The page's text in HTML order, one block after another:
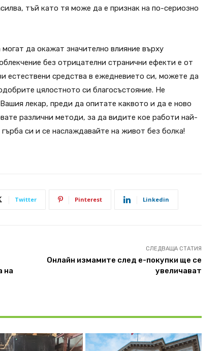
тъй като тя може да е признак на по-сериозно
да окажат значително влияние върху
без отрицателни странични ефекти е от
естествени средства в ежедневието си, можете да
цялостното си благосъстояние. Не
лекар, преди да опитате каквото и да е ново
различни методи, за да видите кое работи най-
си и се наслаждавайте на живот без болка!
Twitter Pinterest Linkedin
на
СЛЕДВАЩА СТАТИЯ
Онлайн измамите след е-покупки ще се
увеличават